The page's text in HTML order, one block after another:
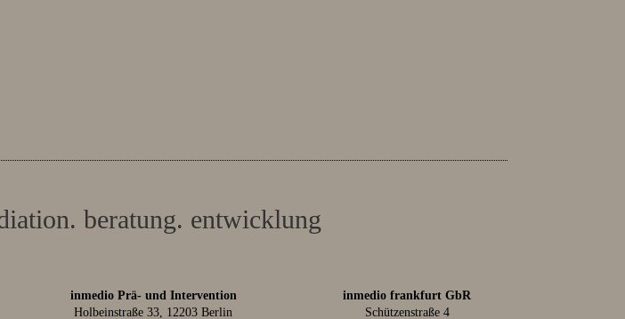
beratung. entwicklung
inmedio Prä- und Intervention
Holbeinstraße 33, 12203 Berlin
inmedio frankfurt GbR
Schützenstraße 4